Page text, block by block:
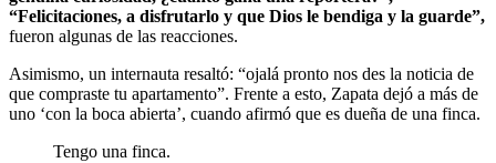
“Felicitaciones, a disfrutarlo y que Dios le bendiga y la guarde”,
fueron algunas de las reacciones.
Asimismo, un internauta resaltó: “ojalá pronto nos des la noticia de
que compraste tu apartamento”. Frente a esto, Zapata dejó a más de
uno ‘con la boca abierta’, cuando afirmó que es dueña de una finca.
Tengo una finca.